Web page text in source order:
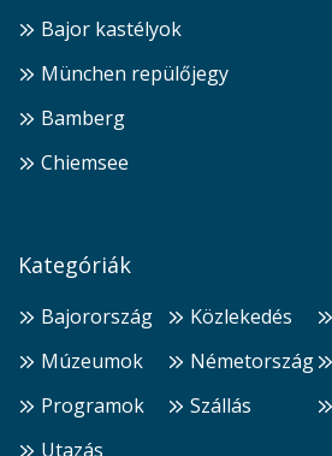
Bajor kastélyok
München repülőjegy
Bamberg
Chiemsee
Kategóriák
Bajorország Közlekedés
Múzeumok
Németország
Programok
Szállás
Utazás